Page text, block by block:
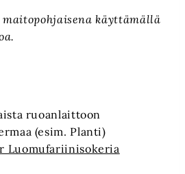
maitopohjaisena käyttämällä
ruoanlaittoon
(esim. Planti)
Luomufariinisokeria